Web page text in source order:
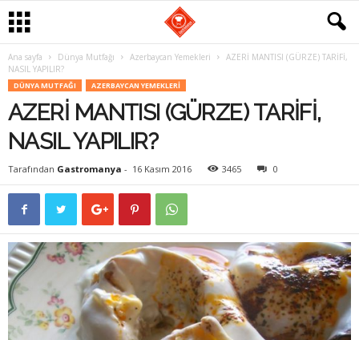
o
Ana sayfa Dünya Mutfağı Azerbaycan Yemekleri
AZERİ MANTISI (GÜRZE) TARİFİ,
NASIL YAPILIR?
DÜNYA MUTFAĞI AZERBAYCAN YEMEKLERI
AZERİ MANTISI (GÜRZE) TARİFİ,
NASIL YAPILIR?
Tarafından Gastromanya - 16 Kasım 2016 3465 0